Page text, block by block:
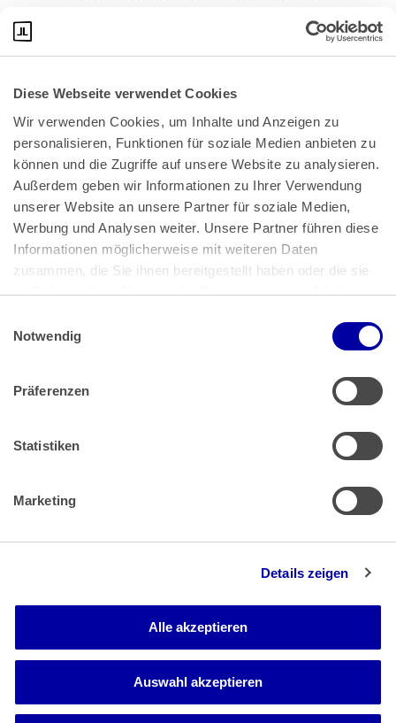
Diese Webseite verwendet Cookies
Wir verwenden Cookies, um Inhalte und Anzeigen zu
personalisieren, Funktionen für soziale Medien anbieten zu
können und die Zugriffe auf unsere Website zu analysieren.
Außerdem geben wir Informationen zu Ihrer Verwendung
unserer Website an unsere Partner für soziale Medien,
Werbung und Analysen weiter. Unsere Partner führen diese
Informationen möglicherweise mit weiteren Daten
zusammen, die Sie ihnen bereitgestellt haben oder die sie
im Rahmen Ihrer Nutzung der Dienste gesammelt haben.
Impressum
Notwendig
Präferenzen
Statistiken
Marketing
Details zeigen
Alle akzeptieren
Auswahl akzeptieren
Bundeskanzlerplatz 2
53113 Bonn
Pressemitteilungen|AGB
Impressum|Datenschutz
Muster Widerrufsformular (PDF)
Barrierefreiheit